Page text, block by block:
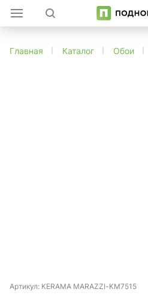
Главная Каталог Обои
Артикул: KERAMA MARAZZI-KM7515